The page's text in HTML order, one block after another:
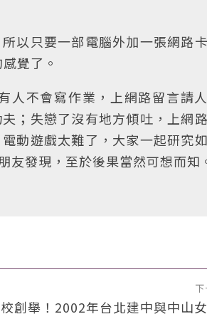
以只要一部電腦外加一張網路卡
覺了。
人不會寫作業，上網路留言請
；失戀了沒有地方傾吐，上網
動遊戲太難了，大家一起研究
友發現，至於後果當然可想而知
創舉！2002年台北建中與中山